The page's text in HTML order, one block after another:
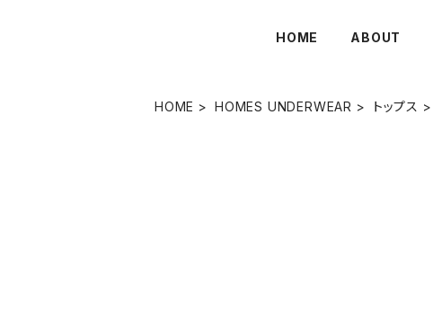
HOME ABOUT
HOME HOMES UNDERWEAR トップス